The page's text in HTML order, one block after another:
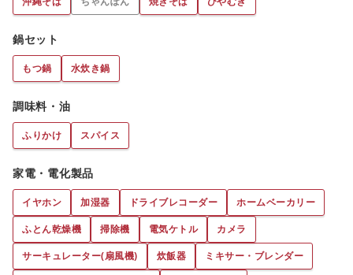
鍋セット
もつ鍋 水炊き鍋
調味料・油
ふりかけ スパイス
家電・電化製品
イヤホン 加湿器 ドライブレコーダー
ホームベーカリー
ふとん乾燥機
掃除機 電気ケトル
カメラ
サーキュレーター(扇風機)
炊飯器
ミキサー・ブレンダー